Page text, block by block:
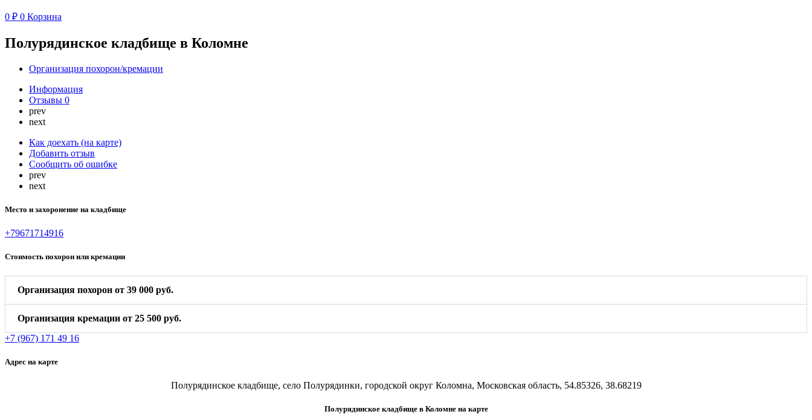
0 ₽ 0 Корзина
Полурядинское кладбище в Коломне
Организация похорон/кремации
Информация
Отзывы 0
prev
next
Как доехать (на карте)
Добавить отзыв
Сообщить об ошибке
prev
next
Место и захоронение на кладбище
+79671714916
Стоимость похорон или кремации
Организация похорон от 39 000 руб.
Организация кремации от 25 500 руб.
+7 (967) 171 49 16
Адрес на карте
Полурядинское кладбище, село Полурядинки, городской округ Коломна, Московская область, 54.85326, 38.68219
Полурядинское кладбище в Коломне на карте